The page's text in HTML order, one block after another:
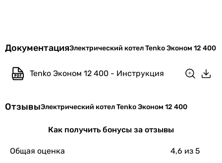
ДокументацияЭлектрический котел Tenko Эконом 12 400
Tenko Эконом 12 400 - Инструкция
ОтзывыЭлектрический котел Tenko Эконом 12 400
Как получить бонусы за отзывы
Общая оценка 4,6 из 5